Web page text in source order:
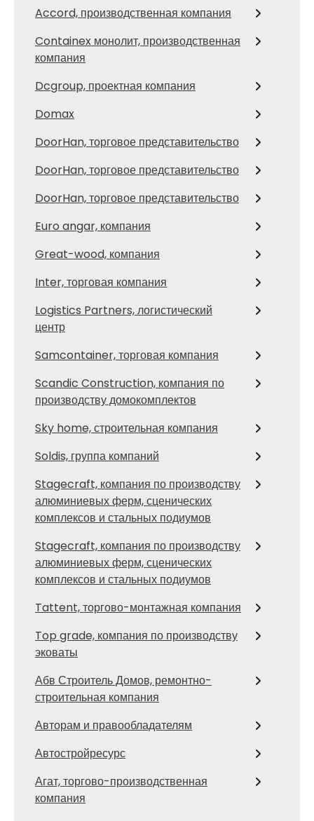
Accord, производственная компания
Containex монолит, производственная
компания
Dcgroup, проектная компания
Domax
DoorHan, торговое представительство
DoorHan, торговое представительство
DoorHan, торговое представительство
Euro angar, компания
Great-wood, компания
Inter, торговая компания
Logistics Partners, логистический
центр
Samcontainer, торговая компания
Scandic Construction, компания по
производству домокомплектов
Sky home, строительная компания
Soldis, группа компаний
Stagecraft, компания по производству
алюминиевых ферм, сценических
комплексов и стальных подиумов
Stagecraft, компания по производству
алюминиевых ферм, сценических
комплексов и стальных подиумов
Tattent, торгово-монтажная компания
Top grade, компания по производству
эковаты
Абв Строитель Домов, ремонтно-
строительная компания
Авторам и правообладателям
Автостройресурс
Агат, торгово-производственная
компания